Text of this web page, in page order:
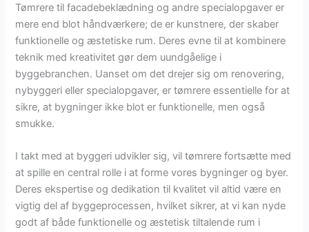
Tømrere til facadebeklædning og andre specialopgaver er
mere end blot håndværkere; de er kunstnere, der skaber
funktionelle og æstetiske rum. Deres evne til at kombinere
teknik med kreativitet gør dem uundgåelige i
byggebranchen. Uanset om det drejer sig om renovering,
nybyggeri eller specialopgaver, er tømrere essentielle for at
sikre, at bygninger ikke blot er funktionelle, men også
smukke.
I takt med at byggeri udvikler sig, vil tømrere fortsætte med
at spille en central rolle i at forme vores bygninger og byer.
Deres ekspertise og dedikation til kvalitet vil altid være en
vigtig del af byggeprocessen, hvilket sikrer, at vi kan nyde
godt af både funktionelle og æstetisk tiltalende rum i